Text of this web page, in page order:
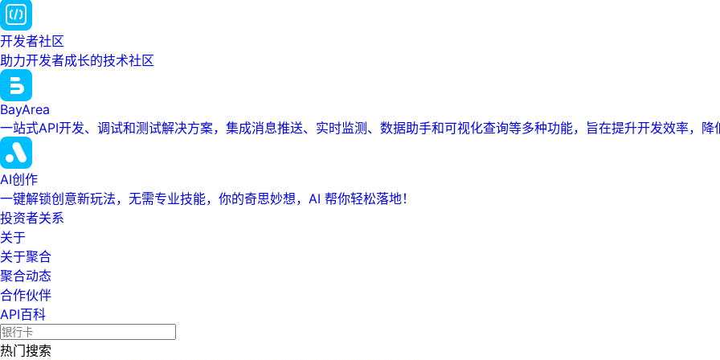
开发者社区
助力开发者成长的技术社区
BayArea
一站式API开发、调试和测试解决方案，集成消息推送、实时监测、数据助手和可视化查询等多种功能，旨在提升开发效率，降
AI创作
一键解锁创意新玩法，无需专业技能，你的奇思妙想，AI 帮你轻松落地！
投资者关系
关于
关于聚合
聚合动态
合作伙伴
API百科
热门搜索